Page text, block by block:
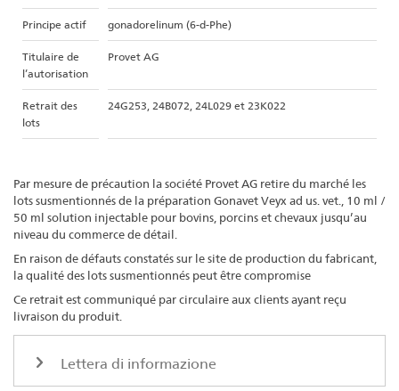
Principe actif gonadorelinum (6-d-Phe)
Titulaire de
l’autorisation
Provet AG
Retrait des
lots
24G253, 24B072, 24L029 et 23K022
Par mesure de précaution la société Provet AG retire du marché les
lots susmentionnés de la préparation Gonavet Veyx ad us. vet., 10 ml /
50 ml solution injectable pour bovins, porcins et chevaux jusqu’au
niveau du commerce de détail.
En raison de défauts constatés sur le site de production du fabricant,
la qualité des lots susmentionnés peut être compromise
Ce retrait est communiqué par circulaire aux clients ayant reçu
livraison du produit.
Lettera di informazione